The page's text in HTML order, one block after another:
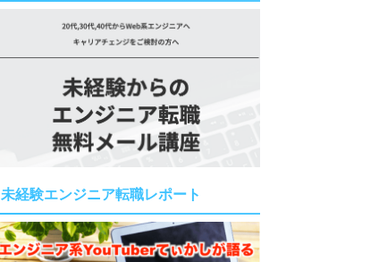
未経験エンジニア転職レポート